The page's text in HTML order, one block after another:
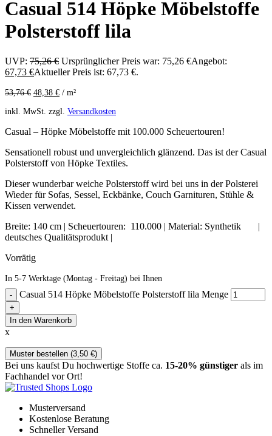
Casual 514 Höpke Möbelstoffe
Polsterstoff lila
UVP: 75,26€ Ursprünglicher Preis war: 75,26 €Angebot:
67,73 €Aktueller Preis ist: 67,73 €.
53,76€ 48,38 € / m²
inkl. MwSt. zzgl. Versandkosten
Casual – Höpke Möbelstoffe mit 100.000 Scheuertouren!
Sensationell robust und unvergleichlich glänzend. Das ist der Casual
Polsterstoff von Höpke Textiles.
Dieser wunderbar weiche Polsterstoff wird bei uns in der Polsterei
Wieder für Sofas, Sessel, Eckbänke, Couch Garnituren, Stühle &
Kissen verwendet.
Breite: 140 cm | Scheuertouren: 110.000 | Material: Synthetik |
deutsches Qualitätsprodukt |
Vorrätig
In 5-7 Werktage (Montag - Freitag) bei Ihnen
Casual 514 Höpke Möbelstoffe Polsterstoff lila Menge
In den Warenkorb
x
Muster bestellen (3,50 €)
Bei uns kaufst Du hochwertige Stoffe ca. 15-20% günstiger als im
Fachhandel vor Ort!
Musterversand
Kostenlose Beratung
Schneller Versand